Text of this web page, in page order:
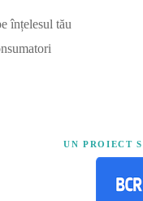
înțelesul tău
UN PROIECT